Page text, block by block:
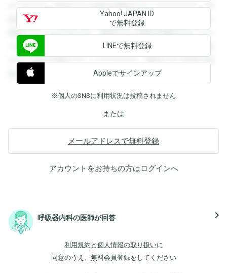
ができます。登録すると回答を閲覧することができます。登
録すると回答を閲覧することができます。登録すると回答を
閲覧することができます。登録すると回答を閲覧することが
できます。登録すると回答を閲覧することができます。登録
すると回答を閲覧することができます。登録すると回答を閲
覧することができます。
Yahoo! JAPAN ID
で無料登録
LINEで無料登録
Appleでサインアップ
※個人のSNSに利用状況は投稿されません
または
メールアドレスで無料登録
アカウントをお持ちの方はログインへ
呼吸器内科の医師が回答 navigate_next
利用規約 と 個人情報の取り扱いに
同意のうえ、無料会員登録をしてください